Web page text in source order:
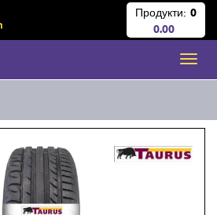
Продукти: 0
0.00